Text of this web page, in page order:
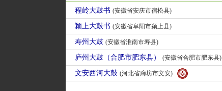
程岭大鼓书 (安徽省安庆市宿松县)
颍上大鼓书 (安徽省阜阳市颍上县)
寿州大鼓 (安徽省淮南市寿县)
庐州大鼓（合肥市肥东县） (安徽省合肥市肥东县)
文安西河大鼓 (河北省廊坊市文安)